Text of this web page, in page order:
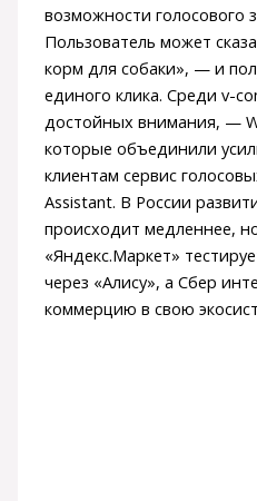
возможности голосового
Пользователь может
корм для собаки», — и
единого клика. Среди v-
достойных внимания, —
которые объединили
клиентам сервис
Assistant. В России
происходит медленнее,
«Яндекс.Маркет»
через «Алису», а Сбер
коммерцию в свою